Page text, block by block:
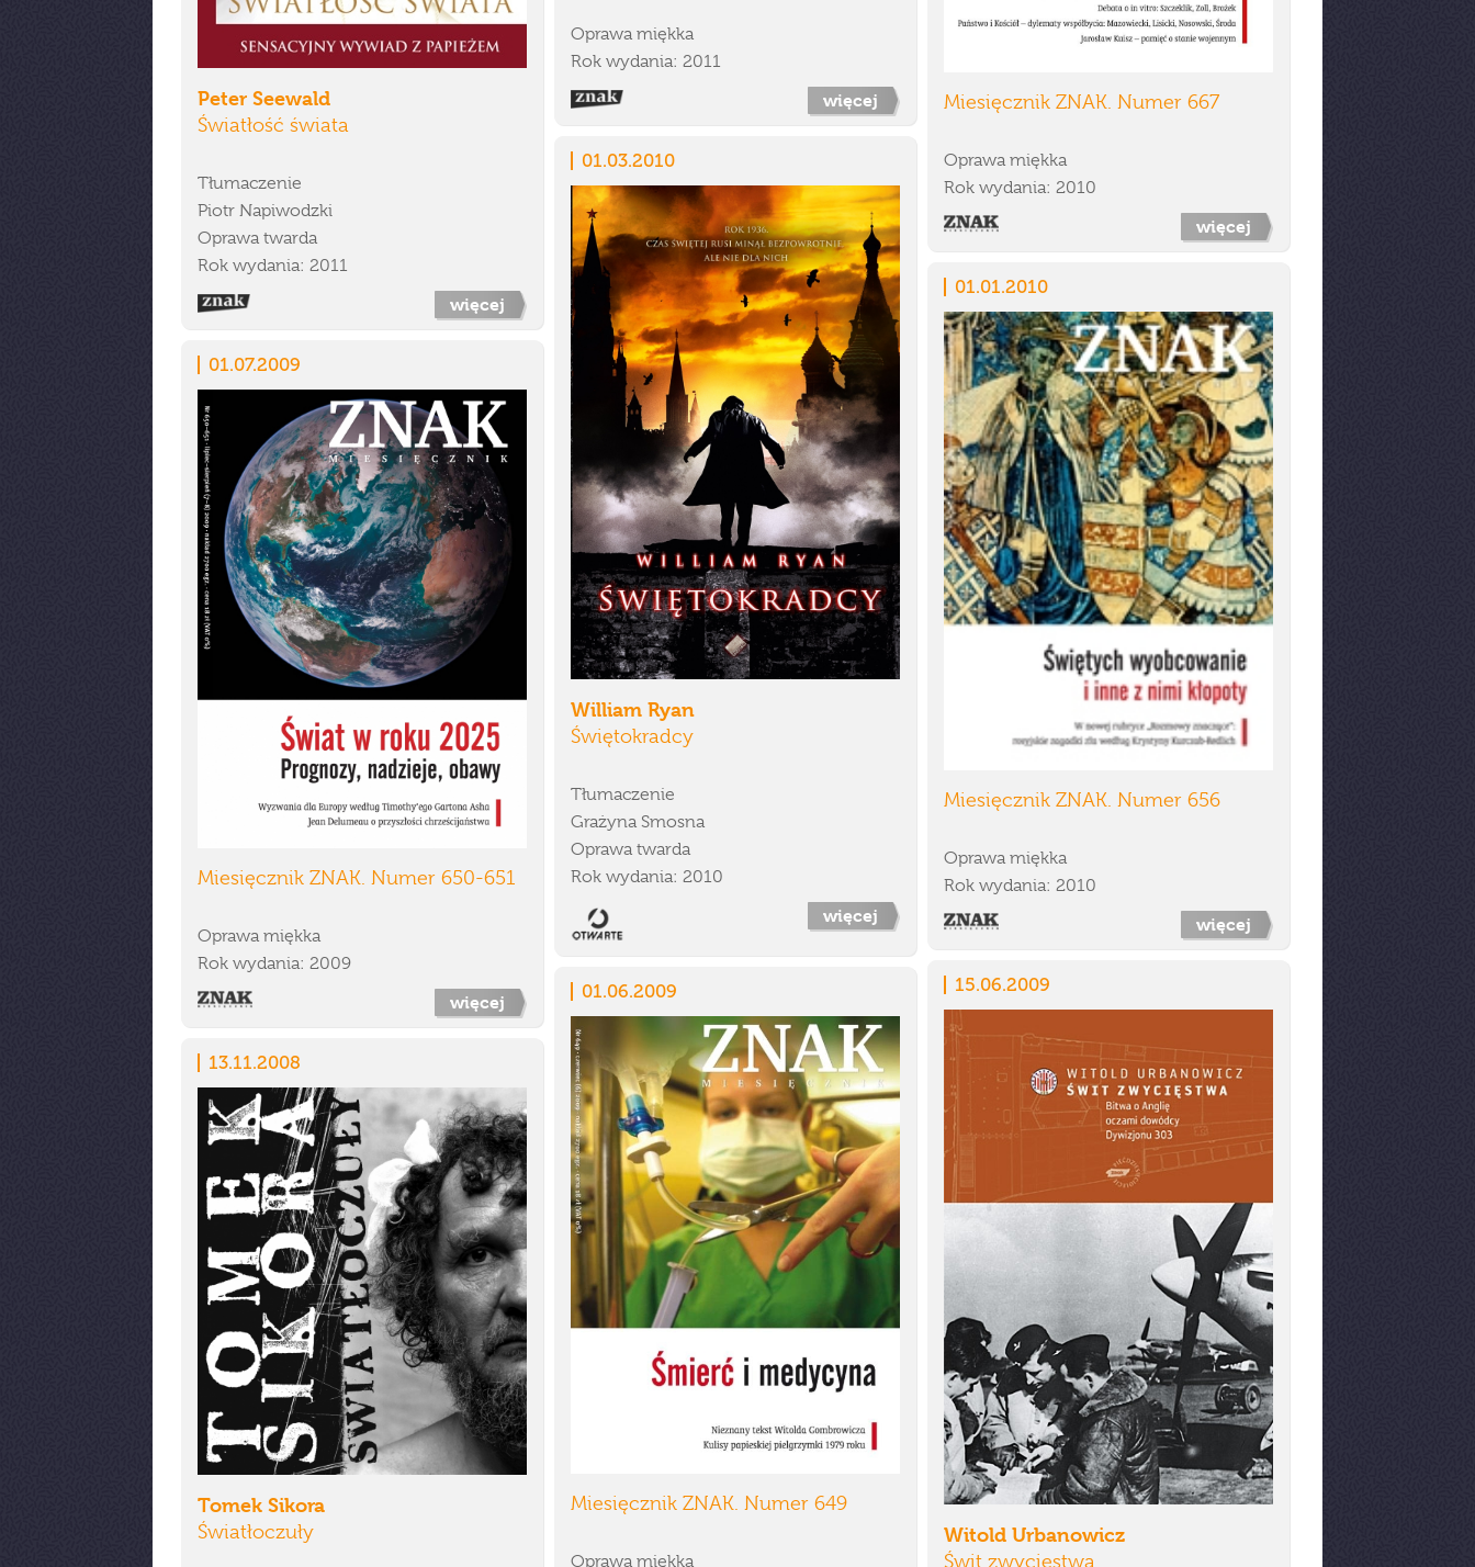
Oprawa miękka
Rok wydania: 2011
więcej
Peter Seewald
Światłość świata
Tłumaczenie
Piotr Napiwodzki
Oprawa twarda
Rok wydania: 2011
więcej
Miesięcznik ZNAK. Numer 667
Oprawa miękka
Rok wydania: 2010
więcej
01.03.2010
William Ryan
Świętokradcy
Tłumaczenie
Grażyna Smosna
Oprawa twarda
Rok wydania: 2010
więcej
01.01.2010
Miesięcznik ZNAK. Numer 656
Oprawa miękka
Rok wydania: 2010
więcej
01.07.2009
Miesięcznik ZNAK. Numer 650-651
Oprawa miękka
Rok wydania: 2009
więcej
15.06.2009
Witold Urbanowicz
Świt zwycięstwa
01.06.2009
Miesięcznik ZNAK. Numer 649
Oprawa miękka
13.11.2008
Tomek Sikora
Światłoczuły